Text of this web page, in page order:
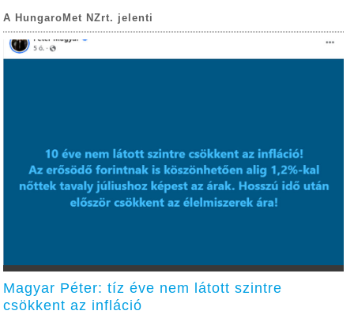
A HungaroMet NZrt. jelenti
Magyar Péter: tíz éve nem látott szintre
csökkent az infláció